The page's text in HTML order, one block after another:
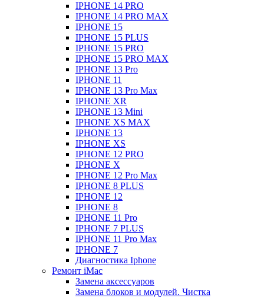
IPHONE 14 PRO
IPHONE 14 PRO MAX
IPHONE 15
IPHONE 15 PLUS
IPHONE 15 PRO
IPHONE 15 PRO MAX
IPHONE 13 Pro
IPHONE 11
IPHONE 13 Pro Max
IPHONE XR
IPHONE 13 Mini
IPHONE XS MAX
IPHONE 13
IPHONE XS
IPHONE 12 PRO
IPHONE X
IPHONE 12 Pro Max
IPHONE 8 PLUS
IPHONE 12
IPHONE 8
IPHONE 11 Pro
IPHONE 7 PLUS
IPHONE 11 Pro Max
IPHONE 7
Диагностика Iphone
Ремонт iMac
Замена аксессуаров
Замена блоков и модулей. Чистка